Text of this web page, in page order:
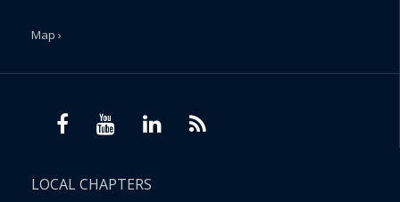
Map ›
LOCAL CHAPTERS